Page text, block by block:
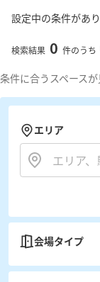
設定中の条件があ
検索結果 0 件のうち
条件に合うスペースが
エリア
会場タイプ